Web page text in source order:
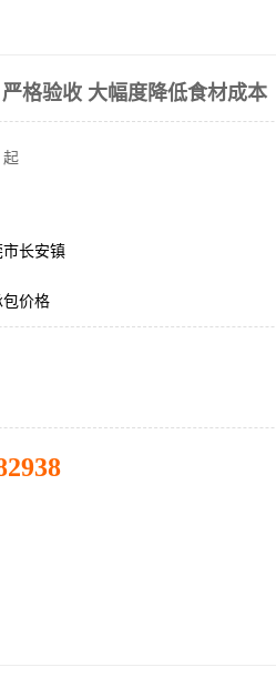
格验收 大幅度降低食材成本
起
市长安镇
价格